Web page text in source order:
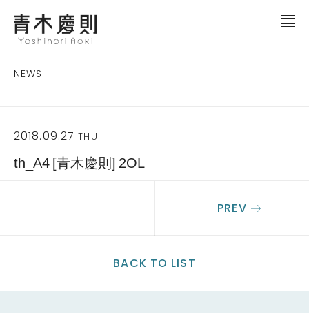
NEWS
2018.09.27THU
th_A4 [青木慶則] 2OL
BACK TO LIST
PREV